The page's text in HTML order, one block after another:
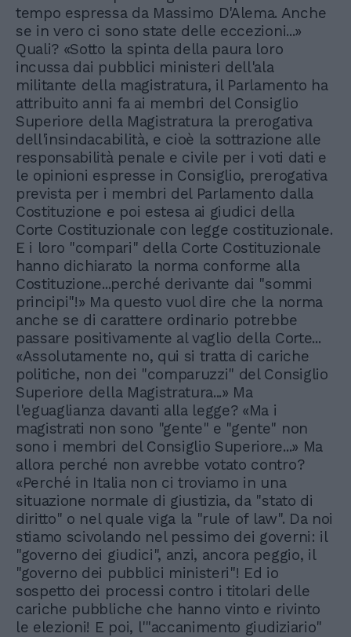
tempo espressa da Massimo D'Alema. Anche
se in vero ci sono state delle eccezioni...»
Quali? «Sotto la spinta della paura loro
incussa dai pubblici ministeri dell'ala
militante della magistratura, il Parlamento ha
attribuito anni fa ai membri del Consiglio
Superiore della Magistratura la prerogativa
dell'insindacabilità, e cioè la sottrazione alle
responsabilità penale e civile per i voti dati e
le opinioni espresse in Consiglio, prerogativa
prevista per i membri del Parlamento dalla
Costituzione e poi estesa ai giudici della
Corte Costituzionale con legge costituzionale.
E i loro "compari" della Corte Costituzionale
hanno dichiarato la norma conforme alla
Costituzione...perché derivante dai "sommi
principi"!» Ma questo vuol dire che la norma
anche se di carattere ordinario potrebbe
passare positivamente al vaglio della Corte...
«Assolutamente no, qui si tratta di cariche
politiche, non dei "comparuzzi" del Consiglio
Superiore della Magistratura...» Ma
l'eguaglianza davanti alla legge? «Ma i
magistrati non sono "gente" e "gente" non
sono i membri del Consiglio Superiore...» Ma
allora perché non avrebbe votato contro?
«Perché in Italia non ci troviamo in una
situazione normale di giustizia, da "stato di
diritto" o nel quale viga la "rule of law". Da noi
stiamo scivolando nel pessimo dei governi: il
"governo dei giudici", anzi, ancora peggio, il
"governo dei pubblici ministeri"! Ed io
sospetto dei processi contro i titolari delle
cariche pubbliche che hanno vinto e rivinto
le elezioni! E poi, l'"accanimento giudiziario"